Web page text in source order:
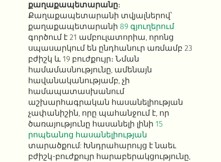
քաղաքապետարանը։
Քաղաքապետարանի տվյալներով՝
քաղաքապետարանի 89 գյուղերում
գործում է 21 ամբուլատորիա, որոնց
սպասարկում են ընդհանուր առմամբ 23
բժիշկ և 19 բուժքույր։ Նման
համամասնությունը, ամենայն
հավանականությամբ, չի
համապատասխանում
աշխարհագրական հասանելիության
չափանիշին, որը պահանջում է, որ
ծառայությունը հասանելի լինի 15
րոպեանոց հասանելիության
տարածքում: Խնդրահարույց է նաեւ
բժիշկ-բուժքույր հարաբերակցությունը,